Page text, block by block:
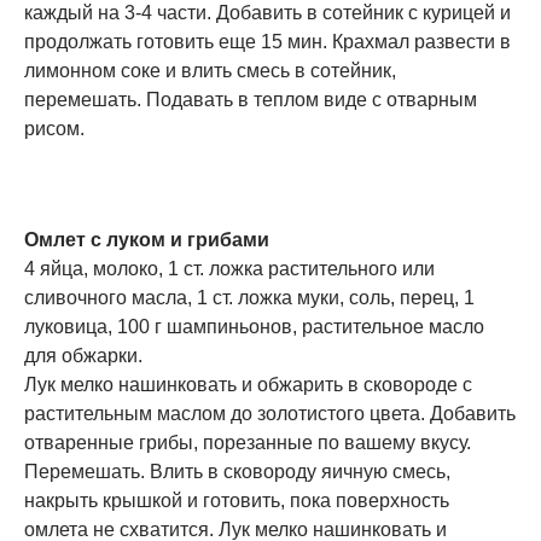
каждый на 3-4 части. Добавить в сотейник с курицей и
продолжать готовить еще 15 мин. Крахмал развести в
лимонном соке и влить смесь в сотейник,
перемешать. Подавать в теплом виде с отварным
рисом.
Омлет с луком и грибами
4 яйца, молоко, 1 ст. ложка растительного или
сливочного масла, 1 ст. ложка муки, соль, перец, 1
луковица, 100 г шампиньонов, растительное масло
для обжарки.
Лук мелко нашинковать и обжарить в сковороде с
растительным маслом до золотистого цвета. Добавить
отваренные грибы, порезанные по вашему вкусу.
Перемешать. Влить в сковороду яичную смесь,
накрыть крышкой и готовить, пока поверхность
омлета не схватится. Лук мелко нашинковать и